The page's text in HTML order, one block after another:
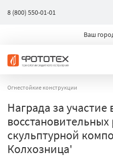
8 (800) 550-01-01
Ваш
Огнестойкие конструкции
Награда за
восстановительных
скульптурной
Колхозница'